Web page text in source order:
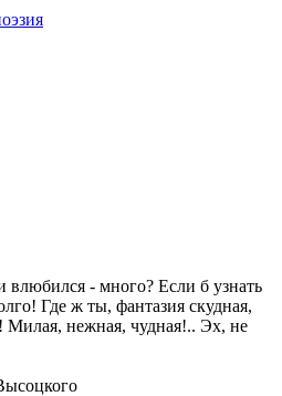
влюбился - много? Если б узнать
Где ж ты, фантазия скудная,
Милая, нежная, чудная!.. Эх, не